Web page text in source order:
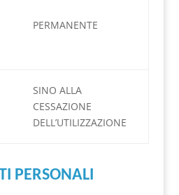
PERMANENTE
SINO ALLA
CESSAZIONE
DELL’UTILIZZAZIONE
PERSONALI